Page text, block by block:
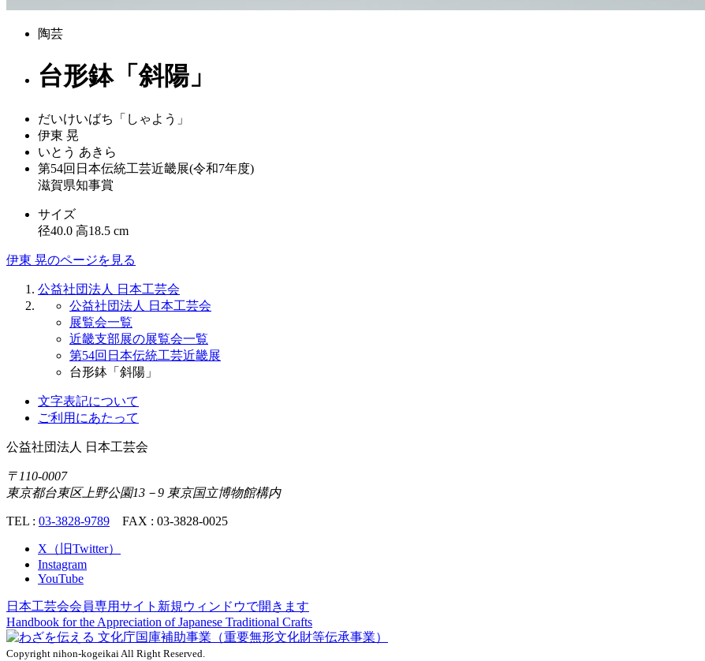
陶芸
台形鉢「斜陽」
だいけいばち「しゃよう」
伊東 晃
いとう あきら
第54回日本伝統工芸近畿展(令和7年度)
滋賀県知事賞
サイズ
径40.0 高18.5 cm
伊東 晃のページを見る
公益社団法人 日本工芸会
公益社団法人 日本工芸会
展覧会一覧
近畿支部展の展覧会一覧
第54回日本伝統工芸近畿展
台形鉢「斜陽」
文字表記について
ご利用にあたって
公益社団法人 日本工芸会
〒110-0007
東京都台東区上野公園13－9 東京国立博物館構内
TEL : 03-3828-9789 FAX : 03-3828-0025
X（旧Twitter）
Instagram
YouTube
日本工芸会会員専用サイト 新規ウィンドウで開きます
Handbook for the Appreciation ofJapanese Traditional Crafts
Copyright nihon-kogeikai All Right Reserved.